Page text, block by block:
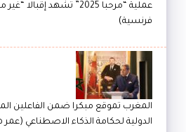
عملية “مرحبا 2025” تشهد
فرنسية)
المغرب تموقع مبكرا ضمن الفاعلين
الدولية لحكامة الذكاء الاصطناعي (عمر